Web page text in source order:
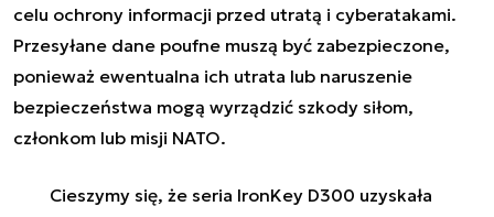
celu ochrony informacji przed utratą i cyberatakami.
Przesyłane dane poufne muszą być zabezpieczone,
ponieważ ewentualna ich utrata lub naruszenie
bezpieczeństwa mogą wyrządzić szkody siłom,
członkom lub misji NATO.
Cieszymy się, że seria IronKey D300 uzyskała